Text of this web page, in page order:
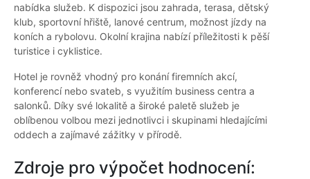
nabídka služeb. K dispozici jsou zahrada, terasa, dětský
klub, sportovní hřiště, lanové centrum, možnost jízdy na
koních a rybolovu. Okolní krajina nabízí příležitosti k pěší
turistice i cyklistice.
Hotel je rovněž vhodný pro konání firemních akcí,
konferencí nebo svateb, s využitím business centra a
salonků. Díky své lokalitě a široké paletě služeb je
oblíbenou volbou mezi jednotlivci i skupinami hledajícími
oddech a zajímavé zážitky v přírodě.
Zdroje pro výpočet hodnocení: